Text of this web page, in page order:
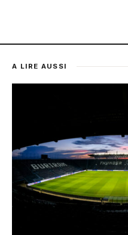
A LIRE AUSSI